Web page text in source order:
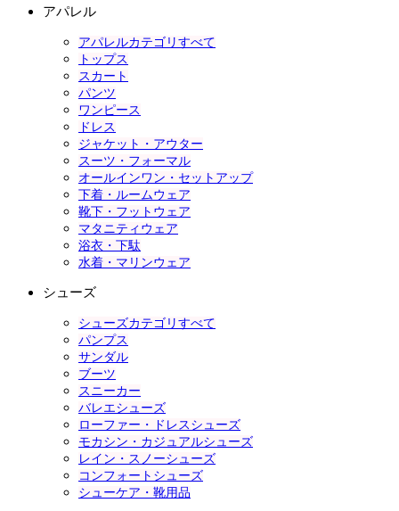
アパレル
アパレルカテゴリすべて
トップス
スカート
パンツ
ワンピース
ドレス
ジャケット・アウター
スーツ・フォーマル
オールインワン・セットアップ
下着・ルームウェア
靴下・フットウェア
マタニティウェア
浴衣・下駄
水着・マリンウェア
シューズ
シューズカテゴリすべて
パンプス
サンダル
ブーツ
スニーカー
バレエシューズ
ローファー・ドレスシューズ
モカシン・カジュアルシューズ
レイン・スノーシューズ
コンフォートシューズ
シューケア・靴用品